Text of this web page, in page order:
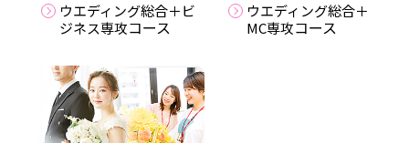
ウエディング総合＋ビ
ジネス専攻コース
ウエディング総合＋
MC専攻コース